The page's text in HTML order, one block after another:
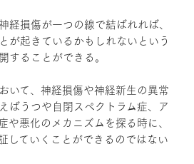
経損傷が一つの線で結ばれれば、
が起きているかもしれないという
することができる。
いて、神経損傷や神経新生の異常
ばうつや自閉スペクトラム症、ア
や悪化のメカニズムを探る時に、
していくことができるのではない